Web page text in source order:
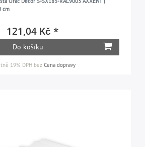
cm
121,04 Kč *
Do košíku
19% DPHbez Cena dopravy